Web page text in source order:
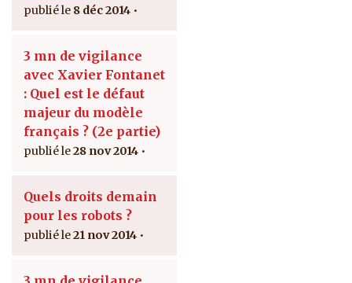
8 déc 2014
3 mn de vigilance
avec Xavier Fontanet
: Quel est le défaut
majeur du modèle
français ? (2e partie)
28 nov 2014
Quels droits demain
pour les robots ?
21 nov 2014